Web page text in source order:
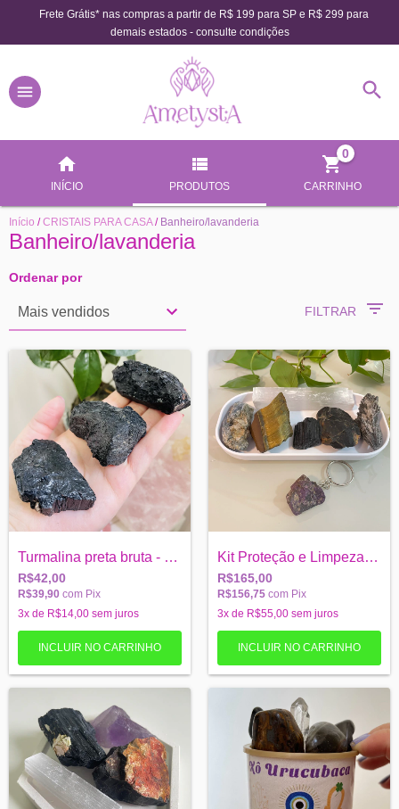
Frete Grátis* nas compras a partir de R$ 199 para SP e R$ 299 para
demais estados - consulte condições
INÍCIO PRODUTOS CARRINHO
0
Início / CRISTAIS PARA CASA / Banheiro/lavanderia
Banheiro/lavanderia
Ordenar por
FILTRAR
Turmalina preta bruta - Proteção - grand...
R$42,00
R$39,90 com Pix
3x de R$14,00 sem juros
Kit Proteção e Limpeza Energética
R$165,00
R$156,75 com Pix
3x de R$55,00 sem juros